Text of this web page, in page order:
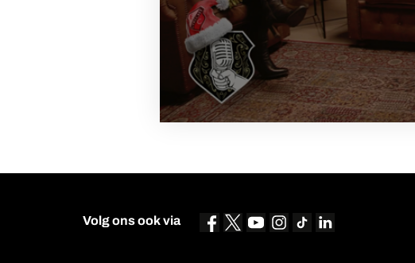
Volg ons ook via